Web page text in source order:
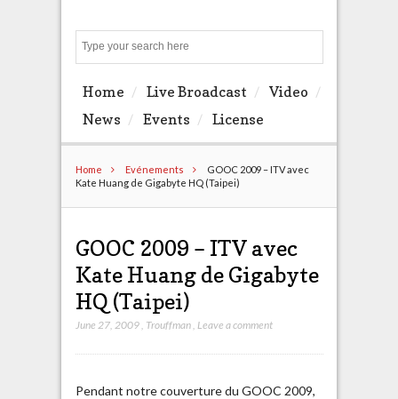
Home Live Broadcast
Video
News
Events License
Home Evénements
GOOC 2009 – ITV avec
Kate Huang de Gigabyte HQ (Taipei)
GOOC 2009 – ITV avec
Kate Huang de Gigabyte
HQ (Taipei)
June 27, 2009, Trouffman, Leave a comment
Pendant notre couverture du GOOC 2009,